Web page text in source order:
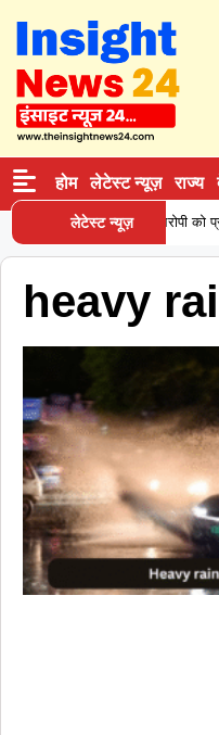
होम लेटेस्ट न्यूज़ राज्य
लेटेस्ट न्यूज़
कोकीन सप्लाई करने वाले आरोपी को
heavy